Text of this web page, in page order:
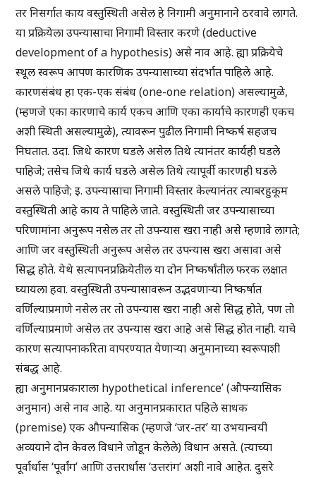
तर निसर्गात काय वस्तुस्थिती असेल हे निगामी अनुमानाने ठरवावे लागते.
या प्रक्रियेला उपन्यासाचा निगामी विस्तार करणे (deductive
development of a hypothesis) असे नाव आहे. ह्या प्रक्रियेचे
स्थूल स्वरूप आपण कारणिक उपन्यासाच्या संदर्भात पाहिले आहे.
कारणसंबंध हा एक-एक संबंध (one-one relation) असल्यामुळे,
(म्हणजे एका कारणाचे कार्य एकच आणि एका कार्याचे कारणही एकच
अशी स्थिती असल्यामुळे), त्यावरून पुढील निगामी निष्कर्ष सहजच
निघतात. उदा. जिथे कारण घडले असेल तिथे त्यानंतर कार्यही घडले
पाहिजे; तसेच जिथे कार्य घडले असेल तिथे त्यापूर्वी कारणही घडले
असले पाहिजे; इ. उपन्यासाचा निगामी विस्तार केल्यानंतर त्याबरहुकूम
वस्तुस्थिती आहे काय ते पाहिले जाते. वस्तुस्थिती जर उपन्यासाच्या
परिणामांना अनुरूप नसेल तर तो उपन्यास खरा नाही असे म्हणावे लागते;
आणि जर वस्तुस्थिती अनुरूप असेल तर उपन्यास खरा असावा असे
सिद्ध होते. येथे सत्यापनप्रक्रियेतील या दोन निष्कर्षांतील फरक लक्षात
घ्यायला हवा. वस्तुस्थिती उपन्यासावरून उद्भवणाऱ्या निष्कर्षात
वर्णिल्याप्रमाणे नसेल तर तो उपन्यास खरा नाही असे सिद्ध होते, पण तो
वर्णिल्याप्रमाणे असेल तर उपन्यास खरा आहे असे सिद्ध होत नाही. याचे
कारण सत्यापनाकरिता वापरण्यात येणाऱ्या अनुमानाच्या स्वरूपाशी
संबद्ध आहे.
ह्या अनुमानप्रकाराला hypothetical inference’ (औपन्यासिक
अनुमान) असे नाव आहे. या अनुमानप्रकारात पहिले साधक
(premise) एक औपन्यासिक (म्हणजे ‘जर-तर’ या उभयान्वयी
अव्ययाने दोन केवल विधाने जोडून केलेले) विधान असते. (त्याच्या
पूर्वार्धास ‘पूर्वांग’ आणि उत्तरार्धास ‘उत्तरांग’ अशी नावे आहेत. दुसरे